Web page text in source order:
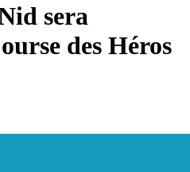
sera
des Héros